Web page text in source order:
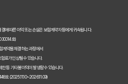
에 따른 이익 또는 손실은 보험계약자 등에게 귀속됩니다.
호)
계약을 체결하는 과정에서
료가 인상될 수 있습니다.
등 기타 불이익이 발생할 수 있습니다.
호 (2025.11.10~2026.11.09)